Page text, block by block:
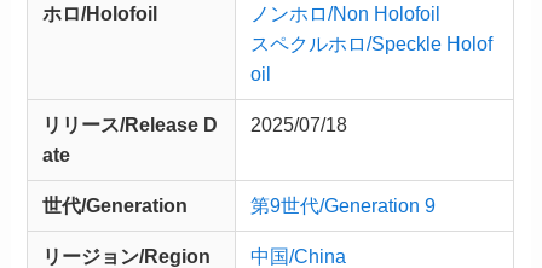
ホロ/Holofoil
ノンホロ/Non Holofoil
スペクルホロ/Speckle Holof
oil
リリース/Release D
ate
2025/07/18
世代/Generation 第9世代/Generation 9
リージョン/Region 中国/China